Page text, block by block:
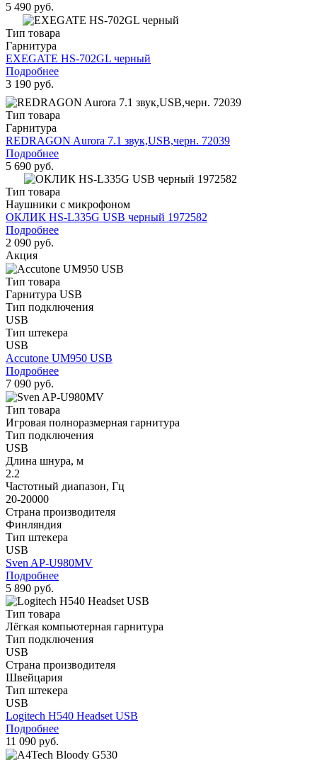
5 490 руб.
Тип товара
Гарнитура
EXEGATE HS-702GL черный
Подробнее
3 190 руб.
Тип товара
Гарнитура
REDRAGON Aurora 7.1 звук,USB,черн. 72039
Подробнее
5 690 руб.
Тип товара
Наушники с микрофоном
ОКЛИК HS-L335G USB черный 1972582
Подробнее
2 090 руб.
Акция
Тип товара
Гарнитура USB
Тип подключения
USB
Тип штекера
USB
Accutone UM950 USB
Подробнее
7 090 руб.
Тип товара
Игровая полноразмерная гарнитура
Тип подключения
USB
Длина шнура, м
2.2
Частотный диапазон, Гц
20-20000
Страна производителя
Финляндия
Тип штекера
USB
Sven AP-U980MV
Подробнее
5 890 руб.
Тип товара
Лёгкая компьютерная гарнитура
Тип подключения
USB
Страна производителя
Швейцария
Тип штекера
USB
Logitech H540 Headset USB
Подробнее
11 090 руб.